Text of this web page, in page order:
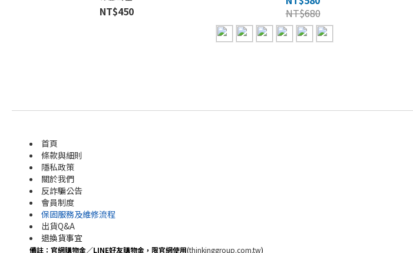
NT$450
NT$680
首頁
條款與細則
隱私政策
關於我們
反詐騙公告
會員制度
保固服務及維修流程
出貨Q&A
退換貨事宜
備註：官網購物金／LINE好友購物金，限官網使用(thinkinggroup.com.tw)